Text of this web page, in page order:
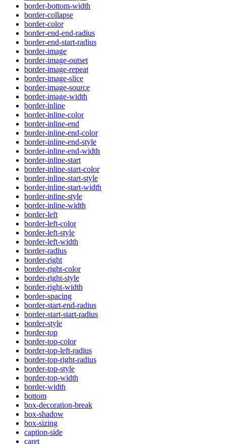
border-bottom-width
border-collapse
border-color
border-end-end-radius
border-end-start-radius
border-image
border-image-outset
border-image-repeat
border-image-slice
border-image-source
border-image-width
border-inline
border-inline-color
border-inline-end
border-inline-end-color
border-inline-end-style
border-inline-end-width
border-inline-start
border-inline-start-color
border-inline-start-style
border-inline-start-width
border-inline-style
border-inline-width
border-left
border-left-color
border-left-style
border-left-width
border-radius
border-right
border-right-color
border-right-style
border-right-width
border-spacing
border-start-end-radius
border-start-start-radius
border-style
border-top
border-top-color
border-top-left-radius
border-top-right-radius
border-top-style
border-top-width
border-width
bottom
box-decoration-break
box-shadow
box-sizing
caption-side
caret